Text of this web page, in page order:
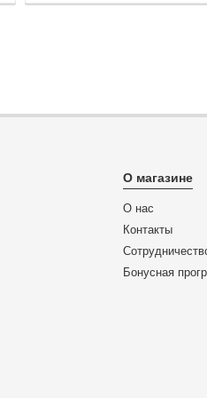
О магазине
О нас
Контакты
Бонусная